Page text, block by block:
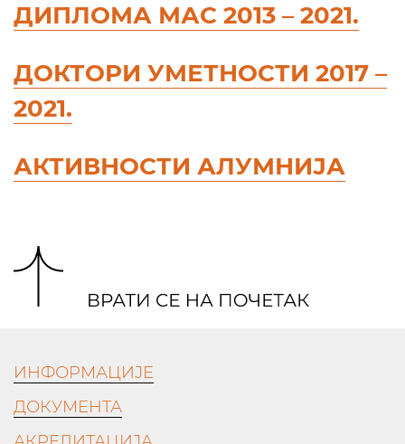
ДИПЛОМА МАС 2013 – 2021.
ДОКТОРИ УМЕТНОСТИ 2017 –
2021.
АКТИВНОСТИ АЛУМНИЈА
ИНФОРМАЦИЈЕ
ДОКУМЕНТА